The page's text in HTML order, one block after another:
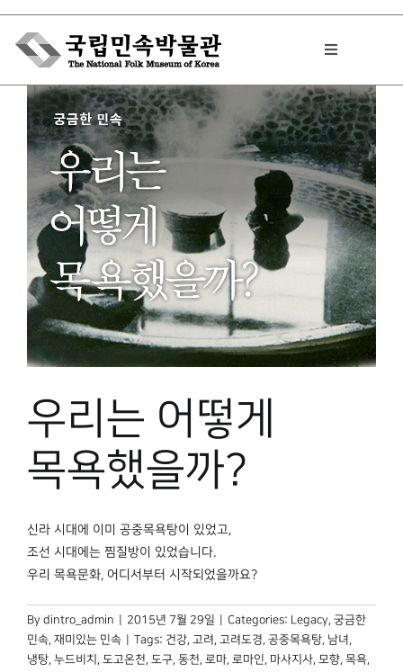
Skip
content
Toggle
박물관에서는
민속이야기
민속 인사이드
원문보기 PDF
박물관 홈페이지
우리는 어떻게
목욕했을까?
신라 시대에 이미 공중목욕탕이 있었고,
조선 시대에는 찜질방이 있었습니다.
우리 목욕문화, 어디서부터 시작되었을까요?
By dintro_admin 2015년 7월 29일 Categories: Legacy, 궁금한
민속, 재미있는 민속 Tags: 건강, 고려 , 고려도경, 공중목욕탕, 남녀 ,
냉탕, 누드비치 , 도고온천, 도구, 동천, 로마, 로마인, 마사지사, 모향, 목욕,